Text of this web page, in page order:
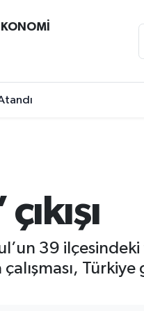
39 ilçesindeki